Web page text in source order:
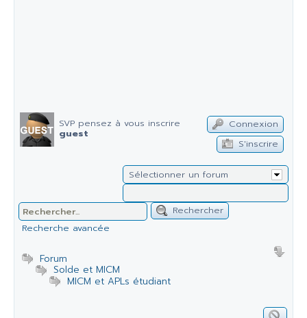
SVP pensez à vous inscrire
guest
Connexion
S'inscrire
Sélectionner un forum
Rechercher
Recherche avancée
Forum
Solde et MICM
MICM et APLs étudiant